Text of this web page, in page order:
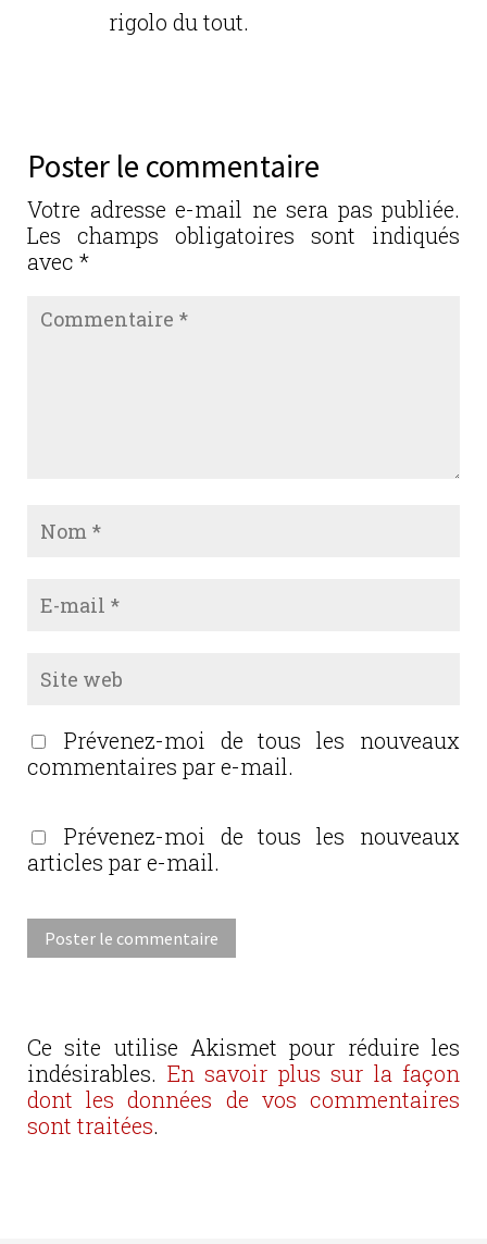
rigolo du tout.
Poster le commentaire
Votre adresse e-mail ne sera pas publiée.
Les champs obligatoires sont indiqués
avec *
Prévenez-moi de tous les nouveaux
commentaires par e-mail.
Prévenez-moi de tous les nouveaux
articles par e-mail.
Ce site utilise Akismet pour réduire les
indésirables. En savoir plus sur la façon
dont les données de vos commentaires
sont traitées.